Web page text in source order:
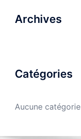
Archives
Catégories
Aucune catégorie